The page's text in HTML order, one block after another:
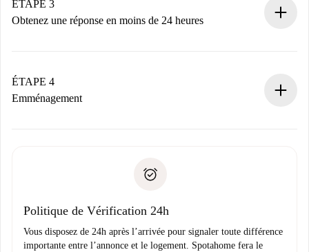
Nous ne vous facturerons rien tant que le propriétaire
n’aura pas accepté.
ÉTAPE 3
Obtenez une réponse en moins de 24 heures
contact avec le propriétaire.
Si refusé : aucun prélèvement et nous vous proposerons
Justificatif de solvabilité
ÉTAPE 4
Emménagement
uniquement si aucun problème n'est signalé.
Politique de Vérification 24h
Vous disposez de 24h après l’arrivée pour signaler toute différence
importante entre l’annonce et le logement. Spotahome fera le